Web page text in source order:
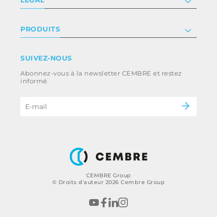
CEMBRE Group
© Droits d'auteur 2026 Cembre Group
Certificat
Nous rejoindre
Termes et conditions
Whistleblowing
Code d’éthique et politique anti-corruption
du groupe
PRODUITS
Énergie
B2B Disclaimer
SUIVEZ-NOUS
Abonnez-vous à la newsletter CEMBRE et restez
informé